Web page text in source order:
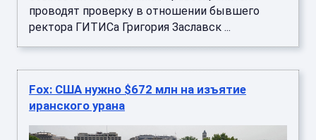
проводят проверку в отношении бывшего
ректора ГИТИСа Григория Заславск ...
Fox: США нужно $672 млн на изъятие
иранского урана